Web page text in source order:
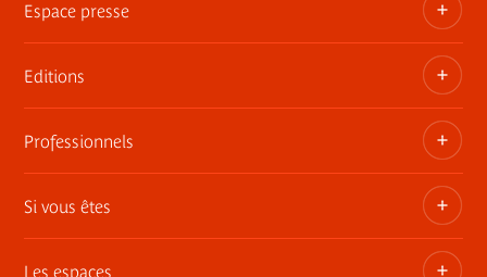
Espace presse
Dossiers, communiqués, bandes annonces
Contact presse
Editions
Les publications du musée
Professionnels
Privatisez les espaces
Si vous êtes
Les espaces